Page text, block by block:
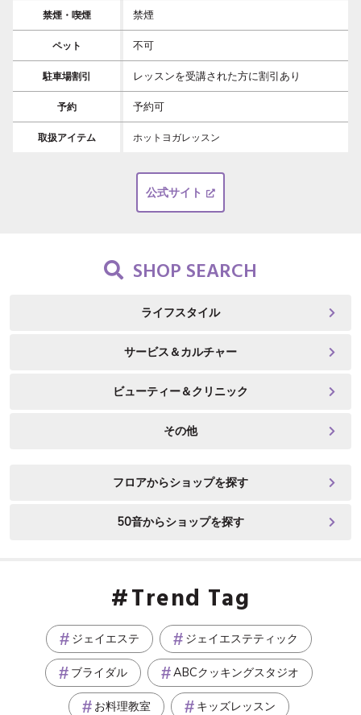
禁煙・喫煙 禁煙
ペット 不可
駐車場割引 レッスンを受講された方に割引あり
予約 予約可
取扱アイテム ホットヨガレッスン
公式サイト
SHOP SEARCH
ライフスタイル
サービス＆カルチャー
ビューティー＆クリニック
その他
フロアからショップを探す
50音からショップを探す
Trend Tag
ジェイエステ ジェイエステティック
ブライダル ABCクッキングスタジオ
お料理教室 キッズレッスン